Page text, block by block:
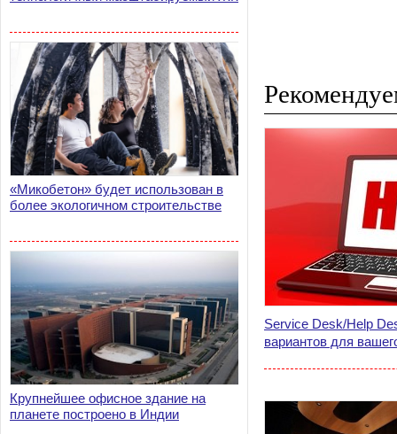
«Микобетон» будет использован в
более экологичном строительстве
Крупнейшее офисное здание на
планете построено в Индии
Service Desk/Help
вариантов для